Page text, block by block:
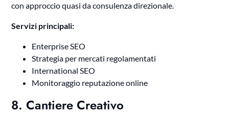
con approccio quasi da consulenza direzionale.
Servizi principali:
Enterprise SEO
Strategia per mercati regolamentati
International SEO
Monitoraggio reputazione online
8. Cantiere Creativo